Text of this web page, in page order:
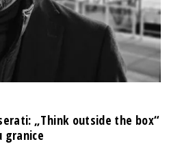
„Think outside the box“
granice